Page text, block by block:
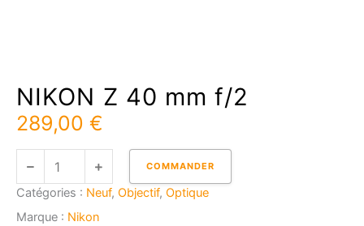
NIKON Z 40 mm f/2
289,00 €
NIKON
Z
COMMANDER
Catégories : Neuf, Objectif, Optique
Marque : Nikon